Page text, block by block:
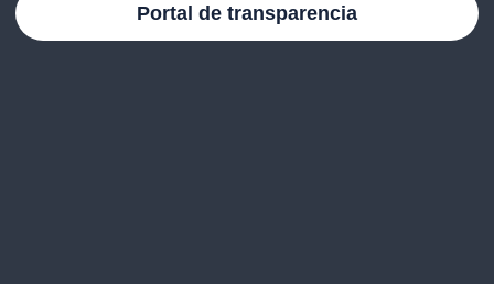
Portal de transparencia